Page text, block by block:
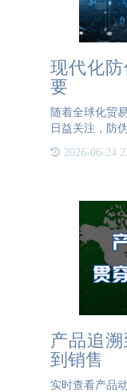
现代化
要
随着全球化贸
日益关注，防
利用现代技术
2026-06-24
产品追
到销售
实时查看产品